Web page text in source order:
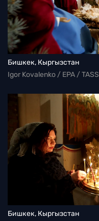
Бишкек, Кыргызстан
Igor Kovalenko / EPA / TASS
Бишкек, Кыргызстан